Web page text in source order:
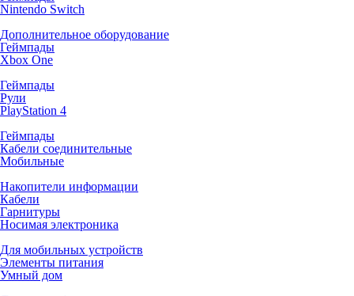
Nintendo Switch
Дополнительное оборудование
Геймпады
Xbox One
Геймпады
Рули
PlayStation 4
Геймпады
Кабели соединительные
Мобильные
Накопители информации
Кабели
Гарнитуры
Носимая электроника
Для мобильных устройств
Элементы питания
Умный дом